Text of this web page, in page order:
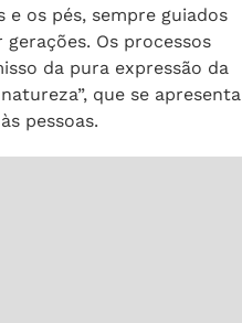
os pés, sempre guiados
Os processos
da pura expressão da
que se apresenta
pessoas.